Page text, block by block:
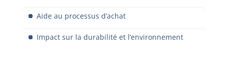
Aide au processus d’achat
Impact sur la durabilité et l’environnement